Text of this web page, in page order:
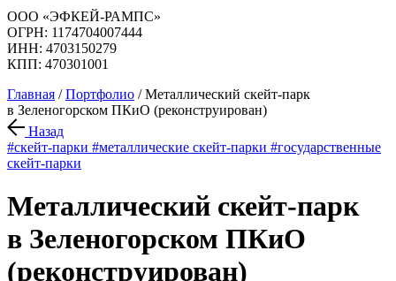
ООО «ЭФКЕЙ-РАМПС»
ОГРН: 1174704007444
ИНН: 4703150279
КПП: 470301001
Главная /Портфолио /Металлический скейт-парк
в Зеленогорском ПКиО (реконструирован)
Назад
#скейт-парки #металлические скейт-парки #государственные
скейт-парки
Металлический скейт-парк
в Зеленогорском ПКиО
(реконструирован)